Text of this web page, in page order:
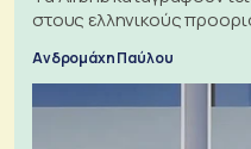
στους ελληνικούς
Ανδρομάχη Παύλου